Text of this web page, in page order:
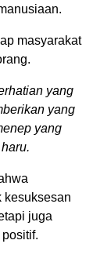
masyarakat
yang
yang
yang
kesuksesan
juga